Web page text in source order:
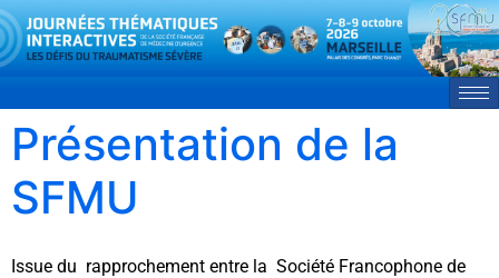
Présentation de la
SFMU
Issue du rapprochement entre la Société Francophone de